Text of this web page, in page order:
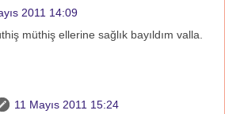
2011 14:09
müthiş ellerine sağlık bayıldım valla.
11 Mayıs 2011 15:24